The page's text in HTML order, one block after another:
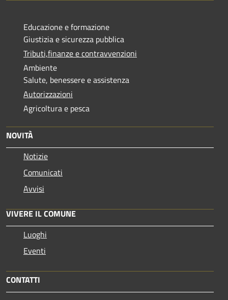
Educazione e formazione
Giustizia e sicurezza pubblica
Tributi,finanze e contravvenzioni
Ambiente
Salute, benessere e assistenza
Autorizzazioni
Agricoltura e pesca
NOVITÀ
Notizie
Comunicati
Avvisi
VIVERE IL COMUNE
Luoghi
Eventi
CONTATTI